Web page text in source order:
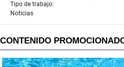
Tipo de trabajo:
Noticias